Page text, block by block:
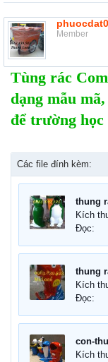
Member
Tùng rác
dạng mẫu
để trường học
Các file đính kèm:
thung
Kích
Đọc:
thung
Kích
Đọc:
con-
Kích